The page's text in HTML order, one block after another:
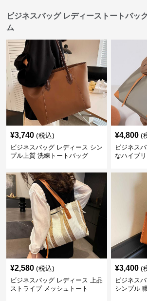
ビジネスバッグ レディーストートバッ
ム
¥3,740 (税込)
ビジネスバッグ レディース シン
プル上質 洗練トートバッグ
¥4,800 (
ビジネス
なハイブ
¥2,580 (税込)
ビジネスバッグ レディース 上品
ストライプ メッシュトート
¥3,400 (
ビジネス
シンプル